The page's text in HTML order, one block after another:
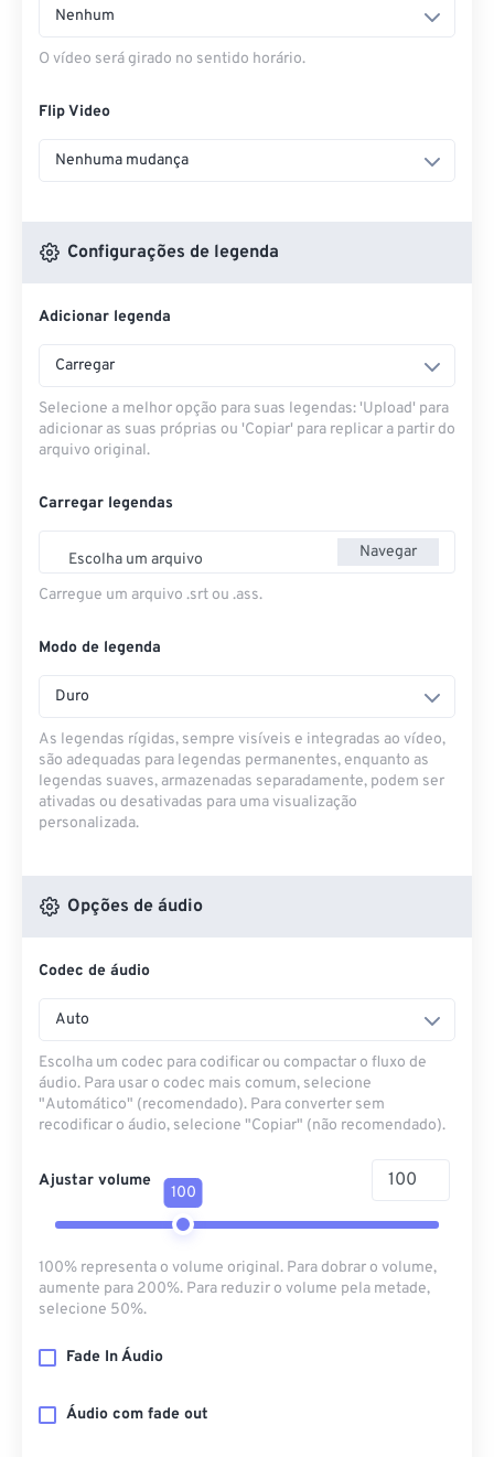
Nenhum
O vídeo será girado no sentido horário.
Flip Video
Nenhuma mudança
Configurações de legenda
Adicionar legenda
Carregar
Selecione a melhor opção para suas legendas: 'Upload' para
adicionar as suas próprias ou 'Copiar' para replicar a partir do
arquivo original.
Carregar legendas
Escolha um arquivo Navegar
Carregue um arquivo .srt ou .ass.
Modo de legenda
Duro
As legendas rígidas, sempre visíveis e integradas ao vídeo,
são adequadas para legendas permanentes, enquanto as
legendas suaves, armazenadas separadamente, podem ser
ativadas ou desativadas para uma visualização
personalizada.
Opções de áudio
Codec de áudio
Auto
Escolha um codec para codificar ou compactar o fluxo de
áudio. Para usar o codec mais comum, selecione
"Automático" (recomendado). Para converter sem
recodificar o áudio, selecione "Copiar" (não recomendado).
Ajustar volume
100
100% representa o volume original. Para dobrar o volume,
aumente para 200%. Para reduzir o volume pela metade,
selecione 50%.
Fade In Áudio
Áudio com fade out